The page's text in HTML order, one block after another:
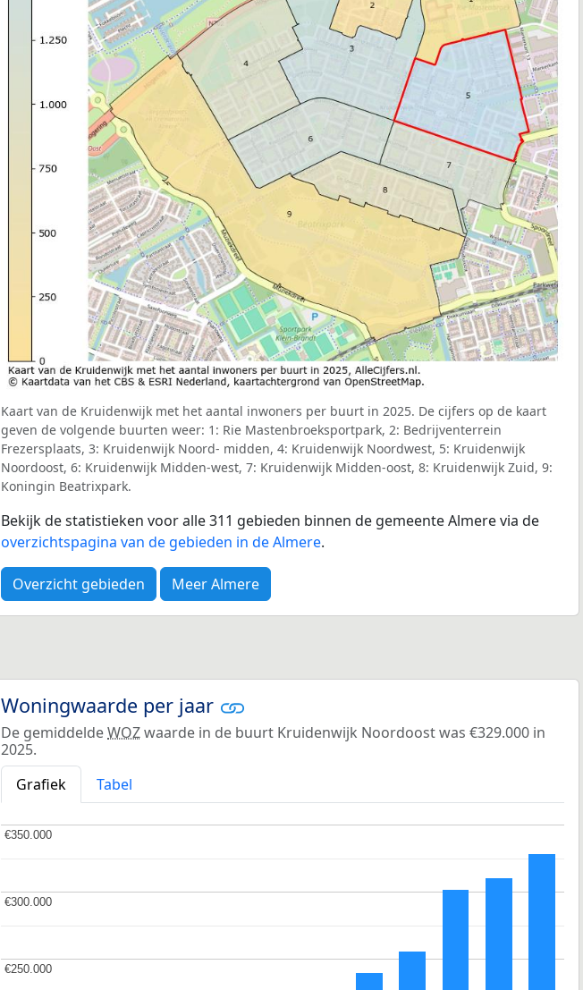
Kaart van de Kruidenwijk met het aantal inwoners per buurt in 2025. De cijfers op de kaart
geven de volgende buurten weer: 1: Rie Mastenbroeksportpark, 2: Bedrijventerrein
Frezersplaats, 3: Kruidenwijk Noord- midden, 4: Kruidenwijk Noordwest, 5: Kruidenwijk
Noordoost, 6: Kruidenwijk Midden-west, 7: Kruidenwijk Midden-oost, 8: Kruidenwijk Zuid, 9:
Koningin Beatrixpark.
Bekijk de statistieken voor alle 311 gebieden binnen de gemeente Almere via de
overzichtspagina van de gebieden in de Almere.
Overzicht gebieden Meer Almere
Woningwaarde per jaar
De gemiddeldeWOZwaarde in de buurt Kruidenwijk Noordoost was €329.000 in
2025.
Grafiek
Tabel
€250.000
€250.000
€300.000
€300.000
€350.000
€350.000